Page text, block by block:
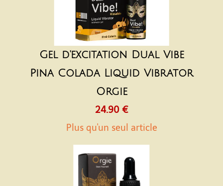
Gel d'excitation Dual Vibe
Pina Colada Liquid Vibrator
Orgie
24.90 €
Plus qu'un seul article